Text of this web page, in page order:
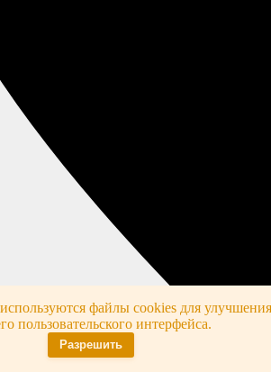
файлы cookies для улучшения
пользовательского интерфейса.
Разрешить